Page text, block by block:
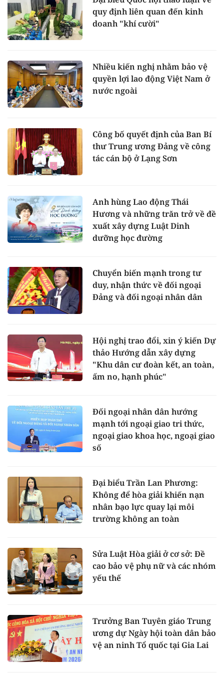
quy định liên quan đến kinh
doanh "khí cười"
Nhiều kiến nghị nhằm bảo vệ
quyền lợi lao động Việt Nam ở
nước ngoài
Công bố quyết định của Ban Bí
thư Trung ương Đảng về công
tác cán bộ ở Lạng Sơn
Anh hùng Lao động Thái
Hương và những trăn trở về đề
xuất xây dựng Luật Dinh
dưỡng học đường
Chuyển biến mạnh trong tư
duy, nhận thức về đối ngoại
Đảng và đối ngoại nhân dân
Hội nghị trao đổi, xin ý kiến Dự
thảo Hướng dẫn xây dựng
"Khu dân cư đoàn kết, an toàn,
ấm no, hạnh phúc"
Đối ngoại nhân dân hướng
mạnh tới ngoại giao tri thức,
ngoại giao khoa học, ngoại giao
số
Đại biểu Trần Lan Phương:
Không để hòa giải khiến nạn
nhân bạo lực quay lại môi
trường không an toàn
Sửa Luật Hòa giải ở cơ sở: Đề
cao bảo vệ phụ nữ và các nhóm
yếu thế
Trưởng Ban Tuyên giáo Trung
ương dự Ngày hội toàn dân bảo
vệ an ninh Tổ quốc tại Gia Lai